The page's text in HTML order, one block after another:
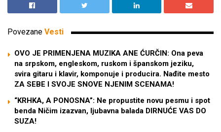
Povezane Vesti
OVO JE PRIMENJENA MUZIKA ANE ĆURČIN: Ona peva
na srpskom, engleskom, ruskom i španskom jeziku,
svira gitaru i klavir, komponuje i producira. Nađite mesto
ZA SEBE I SVOJE SNOVE NJENIM SCENAMA!
“KRHKA, A PONOSNA”: Ne propustite novu pesmu i spot
benda Ničim izazvan, ljubavna balada DIRNUĆE VAS DO
SUZA!